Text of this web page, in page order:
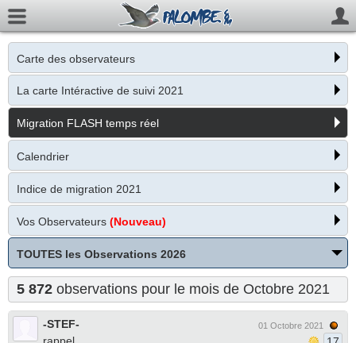
Carte des observateurs
La carte Intéractive de suivi 2021
Migration FLASH temps réel
Calendrier
Indice de migration 2021
Vos Observateurs (Nouveau)
TOUTES les Observations 2026
5 872 observations pour le mois de Octobre 2021
-STEF-
01 Octobre 2021